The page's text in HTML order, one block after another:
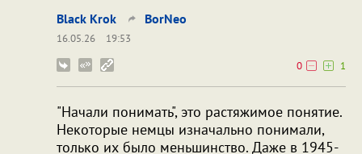
Black Krok BorNeo
16.05.26
19:53
0
1
"Начали понимать", это растяжимое понятие.
Некоторые немцы изначально понимали,
только их было меньшинство. Даже в 1945-